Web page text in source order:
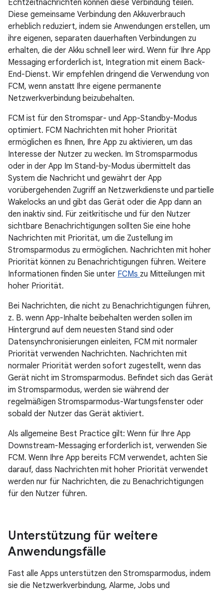
Echtzeitnachrichten können diese Verbindung teilen.
Diese gemeinsame Verbindung den Akkuverbrauch
erheblich reduziert, indem sie Anwendungen erstellen, um
ihre eigenen, separaten dauerhaften Verbindungen zu
erhalten, die der Akku schnell leer wird. Wenn für Ihre App
Messaging erforderlich ist, Integration mit einem Back-
End-Dienst. Wir empfehlen dringend die Verwendung von
FCM, wenn anstatt Ihre eigene permanente
Netzwerkverbindung beizubehalten.
FCM ist für den Stromspar- und App-Standby-Modus
optimiert. FCM Nachrichten mit hoher Priorität
ermöglichen es Ihnen, Ihre App zu aktivieren, um das
Interesse der Nutzer zu wecken. Im Stromsparmodus
oder in der App Im Stand-by-Modus übermittelt das
System die Nachricht und gewährt der App
vorübergehenden Zugriff an Netzwerkdienste und partielle
Wakelocks an und gibt das Gerät oder die App dann an
den inaktiv sind. Für zeitkritische und für den Nutzer
sichtbare Benachrichtigungen sollten Sie eine hohe
Nachrichten mit Priorität, um die Zustellung im
Stromsparmodus zu ermöglichen. Nachrichten mit hoher
Priorität können zu Benachrichtigungen führen. Weitere
Informationen finden Sie unter FCMs zu Mitteilungen mit
hoher Priorität.
Bei Nachrichten, die nicht zu Benachrichtigungen führen,
z. B. wenn App-Inhalte beibehalten werden sollen im
Hintergrund auf dem neuesten Stand sind oder
Datensynchronisierungen einleiten, FCM mit normaler
Priorität verwenden Nachrichten. Nachrichten mit
normaler Priorität werden sofort zugestellt, wenn das
Gerät nicht im Stromsparmodus. Befindet sich das Gerät
im Stromsparmodus, werden sie während der
regelmäßigen Stromsparmodus-Wartungsfenster oder
sobald der Nutzer das Gerät aktiviert.
Als allgemeine Best Practice gilt: Wenn für Ihre App
Downstream-Messaging erforderlich ist, verwenden Sie
FCM. Wenn Ihre App bereits FCM verwendet, achten Sie
darauf, dass Nachrichten mit hoher Priorität verwendet
werden nur für Nachrichten, die zu Benachrichtigungen
für den Nutzer führen.
Unterstützung für weitere
Anwendungsfälle
Fast alle Apps unterstützen den Stromsparmodus, indem
sie die Netzwerkverbindung, Alarme, Jobs und